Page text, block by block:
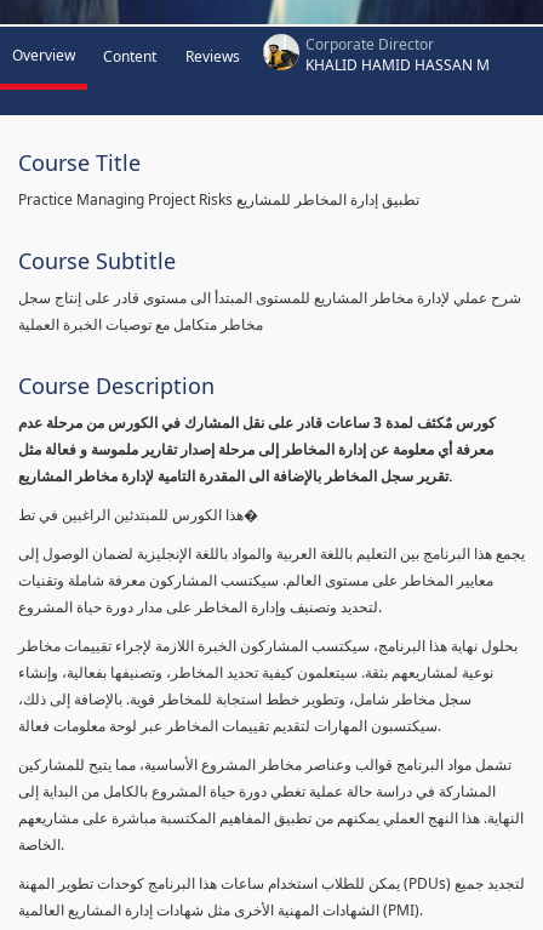
Overview Content Reviews
Corporate Director
KHALID HAMID HASSAN M
Course Title
Practice Managing Project Risks تطبيق إدارة المخاطر للمشاريع
Course Subtitle
شرح عملي لإدارة مخاطر المشاريع للمستوى المبتدأ الى مستوى قادر على إنتاج سجل
مخاطر متكامل مع توصيات الخبرة العملية
Course Description
كورس مٌكثف لمدة 3 ساعات قادر على نقل المشارك في الكورس من مرحلة عدم
معرفة أي معلومة عن إدارة المخاطر إلى مرحلة إصدار تقارير ملموسة و فعالة مثل
تقرير سجل المخاطر بالإضافة الى المقدرة التامية لإدارة مخاطر المشاريع.
هذا الكورس للمبتدئين الراغبين في تط�
يجمع هذا البرنامج بين التعليم باللغة العربية والمواد باللغة الإنجليزية لضمان الوصول إلى
معايير المخاطر على مستوى العالم. سيكتسب المشاركون معرفة شاملة وتقنيات
لتحديد وتصنيف وإدارة المخاطر على مدار دورة حياة المشروع.
بحلول نهاية هذا البرنامج، سيكتسب المشاركون الخبرة اللازمة لإجراء تقييمات مخاطر
نوعية لمشاريعهم بثقة. سيتعلمون كيفية تحديد المخاطر، وتصنيفها بفعالية، وإنشاء
سجل مخاطر شامل، وتطوير خطط استجابة للمخاطر قوية. بالإضافة إلى ذلك،
سيكتسبون المهارات لتقديم تقييمات المخاطر عبر لوحة معلومات فعالة.
تشمل مواد البرنامج قوالب وعناصر مخاطر المشروع الأساسية، مما يتيح للمشاركين
المشاركة في دراسة حالة عملية تغطي دورة حياة المشروع بالكامل من البداية إلى
النهاية. هذا النهج العملي يمكنهم من تطبيق المفاهيم المكتسبة مباشرة على مشاريعهم
الخاصة.
يمكن للطلاب استخدام ساعات هذا البرنامج كوحدات تطوير المهنة (PDUs) لتجديد جميع
الشهادات المهنية الأخرى مثل شهادات إدارة المشاريع العالمية (PMI).